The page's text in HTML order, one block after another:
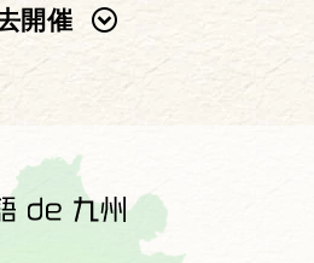
開催
2022年